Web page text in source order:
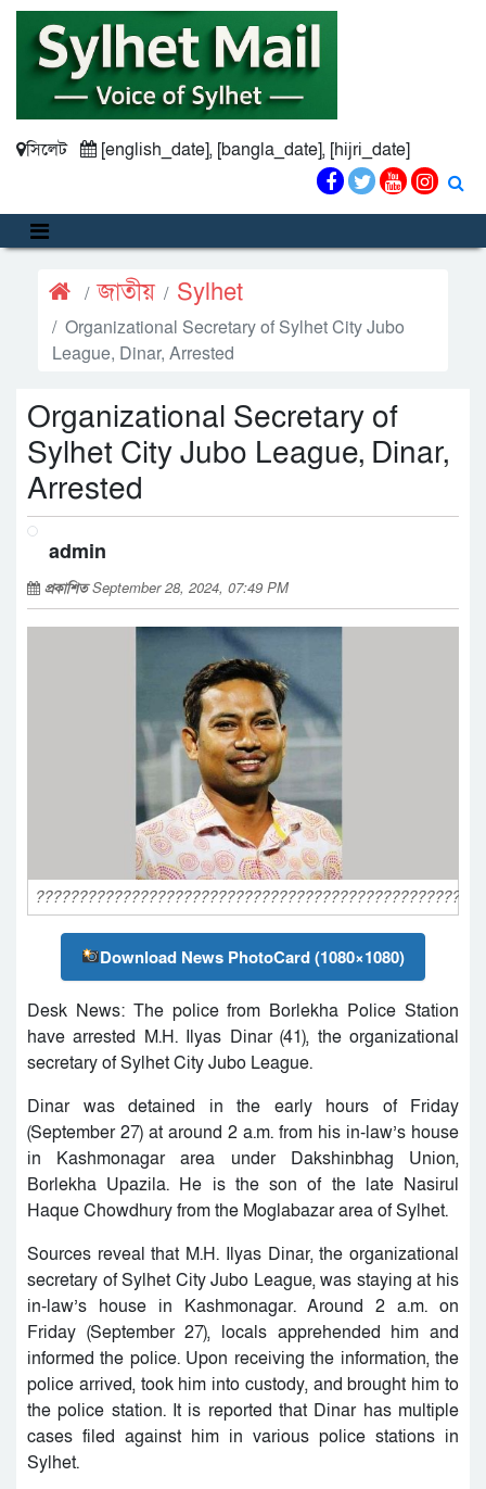
সিলেট [english_date], [bangla_date], [hijri_date]
জাতীয় Sylhet
Organizational Secretary of Sylhet City Jubo
League, Dinar, Arrested
Organizational Secretary of
Sylhet City Jubo League, Dinar,
Arrested
admin
প্রকাশিতSeptember 28, 2024, 07:49 PM
Download News PhotoCard (1080×1080)
Desk News: The police from Borlekha Police Station
have arrested M.H. Ilyas Dinar (41), the organizational
secretary of Sylhet City Jubo League.
Dinar was detained in the early hours of Friday
(September 27) at around 2 a.m. from his in-law’s house
in Kashmonagar area under Dakshinbhag Union,
Borlekha Upazila. He is the son of the late Nasirul
Haque Chowdhury from the Moglabazar area of Sylhet.
Sources reveal that M.H. Ilyas Dinar, the organizational
secretary of Sylhet City Jubo League, was staying at his
in-law’s house in Kashmonagar. Around 2 a.m. on
Friday (September 27), locals apprehended him and
informed the police. Upon receiving the information, the
police arrived, took him into custody, and brought him to
the police station. It is reported that Dinar has multiple
cases filed against him in various police stations in
Sylhet.